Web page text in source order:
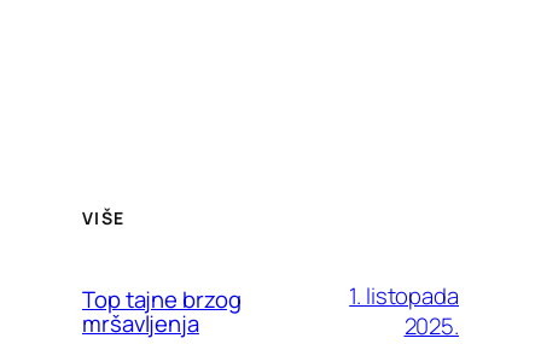
VIŠE
Top tajne brzog
mršavljenja
1. listopada
2025.